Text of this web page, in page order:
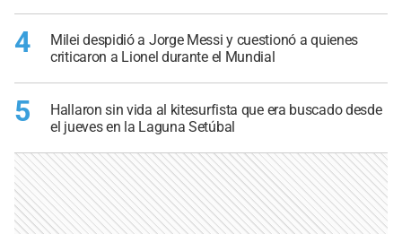
4
Milei despidió a Jorge Messi y cuestionó a quienes
criticaron a Lionel durante el Mundial
5
Hallaron sin vida al kitesurfista que era buscado desde
el jueves en la Laguna Setúbal